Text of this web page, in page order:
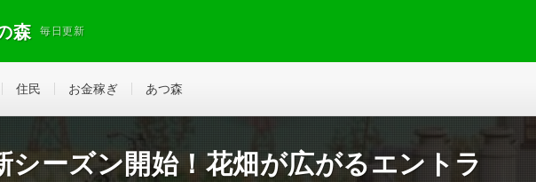
森 毎日更新
住民 お金稼ぎ あつ森
シーズン開始！花畑が広がるエントラ